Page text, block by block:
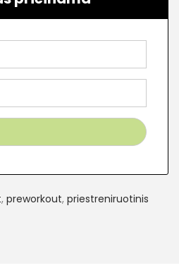
, preworkout, priestreniruotinis